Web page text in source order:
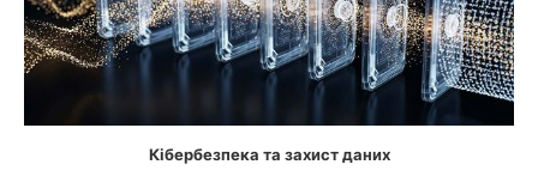
Кібербезпека та захист даних